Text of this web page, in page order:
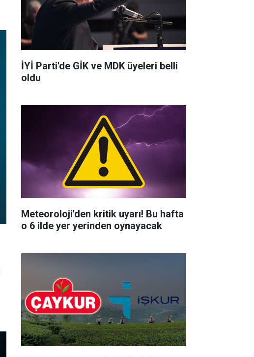
İYİ Parti'de GİK ve MDK üyeleri belli
oldu
Meteoroloji'den kritik uyarı! Bu hafta
o 6 ilde yer yerinden oynayacak